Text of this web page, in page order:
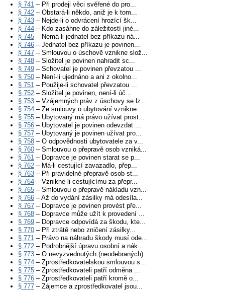
§ 741 – Při prodeji věci svěřené do pro...
§ 742 – Obstará-li někdo, aniž je k tom...
§ 743 – Nejde-li o odvrácení hrozící šk...
§ 744 – Kdo zasáhne do záležitostí jiné...
§ 745 – Nemá-li jednatel bez příkazu ná...
§ 746 – Jednatel bez příkazu je povinen...
§ 747 – Smlouvou o úschově vznikne slož...
§ 748 – Složitel je povinen nahradit sc...
§ 749 – Schovatel je povinen převzatou ...
§ 750 – Není-li ujednáno a ani z okolno...
§ 751 – Použije-li schovatel převzatou ...
§ 752 – Složitel je povinen, není-li úč...
§ 753 – Vzájemných práv z úschovy se lz...
§ 754 – Ze smlouvy o ubytování vznikne ...
§ 755 – Ubytovaný má právo užívat prost...
§ 756 – Ubytovatel je povinen odevzdat ...
§ 757 – Ubytovaný je povinen užívat pro...
§ 758 – O odpovědnosti ubytovatele za v...
§ 760 – Smlouvou o přepravě osob vzniká...
§ 761 – Dopravce je povinen starat se p...
§ 762 – Má-li cestující zavazadlo, přep...
§ 763 – Při pravidelné přepravě osob st...
§ 764 – Vznikne-li cestujícímu za přepr...
§ 765 – Smlouvou o přepravě nákladu vzn...
§ 766 – Až do vydání zásilky má odesíla...
§ 767 – Dopravce je povinen provést pře...
§ 768 – Dopravce může užít k provedení ...
§ 769 – Dopravce odpovídá za škodu, kte...
§ 770 – Při ztrátě nebo zničení zásilky...
§ 771 – Právo na náhradu škody musí ode...
§ 772 – Podrobnější úpravu osobní a nák...
§ 773 – O nevyzvednutých (neodebraných)...
§ 774 – Zprostředkovatelskou smlouvou s...
§ 775 – Zprostředkovateli patří odměna ...
§ 776 – Zprostředkovateli patří kromě o...
§ 777 – Zájemce a zprostředkovatel jsou...